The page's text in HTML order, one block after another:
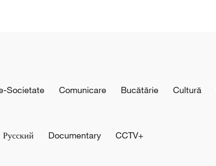
Societate Comunicare Bucătărie Cultură
Русский Documentary CCTV+